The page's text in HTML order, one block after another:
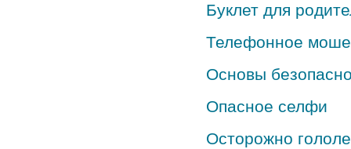
Буклет для
Телефонное
Основы
Опасное селфи
Осторожно